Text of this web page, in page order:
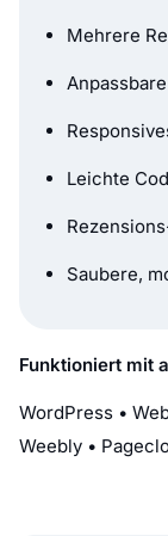
Mehrere
Leichte
Saubere,
Funktioniert mit
WordPress •
Weebly •